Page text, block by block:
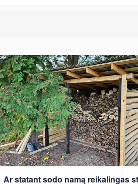
Ar statant sodo namą reikalingas